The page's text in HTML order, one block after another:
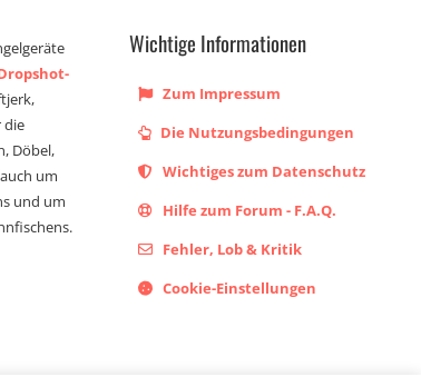
die
Döbel,
um
und um
Wichtige Informationen
Zum Impressum
Die Nutzungsbedingungen
Wichtiges zum Datenschutz
Hilfe zum Forum - F.A.Q.
Fehler, Lob & Kritik
Cookie-Einstellungen